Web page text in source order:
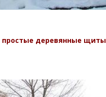
простые деревянные щиты